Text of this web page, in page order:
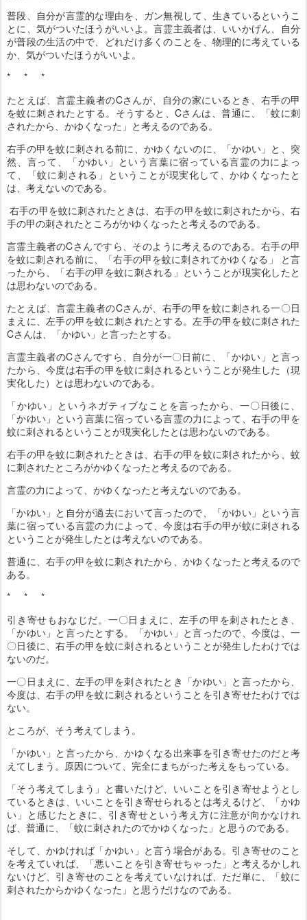
普段、自分が言霊的な理由を、ガン無視して、生きているというこ
とに、気がついたほうがいいよ。言霊主義者は、いいかげん、自分
が普段の生活の中で、どれだけ多くのことを、物理的に考えている
か、気がついたほうがいいよ。
* * *
たとえば、言霊主義者のCさんが、自分の家にいるとき、右手の甲
を蚊に刺されたとする。そうすると、Cさんは、普通に、「蚊に刺
されたから、かゆくなった」と考えるのである。
右手の甲を蚊に刺される前に、かゆくないのに、「かゆい」と、突
然、言って、「かゆい」という言葉に宿っている言霊の力によっ
て、「蚊に刺される」ということが現実化して、かゆくなったと
は、考えないのである。
右手の甲を蚊に刺されたときは、右手の甲を蚊に刺されたから、右
手の甲の刺されたところがかゆくなったと考えるのである。
言霊主義者のCさんですら、そのように考えるのである。右手の甲
を蚊に刺される前に、「右手の甲を蚊に刺されてかゆくなる」 と言
ったから、「右手の甲を蚊に刺される」ということが現実化したと
は思わないのである。
たとえば、言霊主義者のCさんが、右手の甲を蚊に刺される一〇日
まえに、左手の甲を蚊に刺されたとする。左手の甲を蚊に刺された
Cさんは、「かゆい」と言ったとする。
言霊主義者のCさんですら、自分が一〇日前に、「かゆい」と言っ
たから、今度は右手の甲を蚊に刺されるということが発生した（現
実化した）とは思わないのである。
「かゆい」というネガティブなことを言ったから、一〇日後に、
「かゆい」という言葉に宿っている言霊の力によって、右手の甲を
蚊に刺されるということが現実化したとは思わないのである。
右手の甲を蚊に刺されたときは、右手の甲を蚊に刺されたから、蚊
に刺されたところがかゆくなったと考えるのである。
言霊の力によって、かゆくなったと考えないのである。
「かゆい」と自分が過去において言ったので、「かゆい」という言
葉に宿っている言霊の力によって、今度は右手の甲が蚊に刺される
ということが発生したとは考えないのである。
普通に、右手の甲を蚊に刺されたから、かゆくなったと考えるので
ある。
* * *
引き寄せもおなじだ。一〇日まえに、左手の甲を刺されたとき、
「かゆい」と言ったとする。「かゆい」と言ったので、今度は、一
〇日後に、右手の甲を蚊に刺されるということが発生したわけでは
ないのだ。
一〇日まえに、左手の甲を刺されたとき「かゆい」と言ったから、
今度は、右手の甲を蚊に刺されるということを引き寄せたわけでは
ない。
ところが、そう考えてしまう。
「かゆい」と言ったから、かゆくなる出来事を引き寄せたのだと考
えてしまう。原因について、完全にまちがった考えをもっている。
「そう考えてしまう」と書いたけど、いいことを引き寄せようとし
ているときは、いいことを引き寄せられるとは考えるけど、「かゆ
い」と感じたときに、引き寄せという考え方に注意が向かなけれ
ば、普通に、「蚊に刺されたのでかゆくなった」と思うのである。
そして、かゆければ「かゆい」と言う場合がある。引き寄せのこと
を考えていれば、「悪いことを引き寄せちゃった」と考えるかしれ
ないけど、引き寄せのことを考えていなければ、ただ単に、「蚊に
刺されたからかゆくなった」と思うだけなのである。